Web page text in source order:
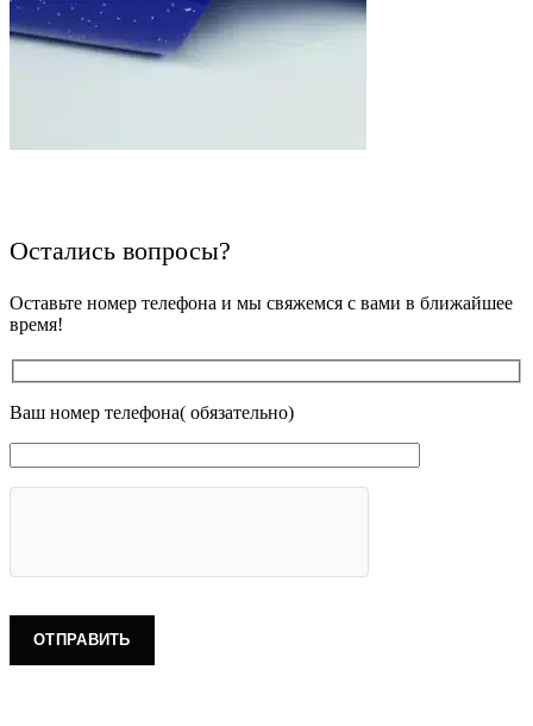
Остались вопросы?
Оставьте номер телефона и мы свяжемся с вами в ближайшее
время!
Ваш номер телефона( обязательно)